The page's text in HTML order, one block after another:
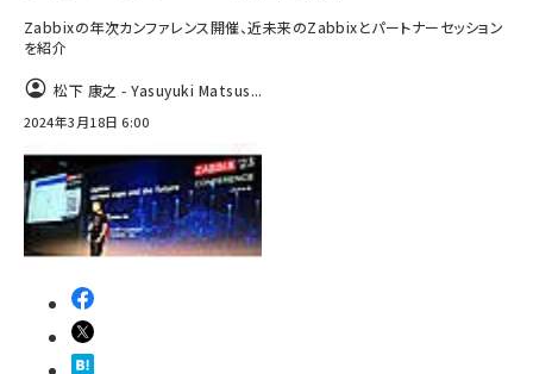
Zabbixの年次カンファレンス開催、近未来のZabbixとパートナーセッション
を紹介
松下 康之 - Yasuyuki Matsus...
2024年3月18日 6:00